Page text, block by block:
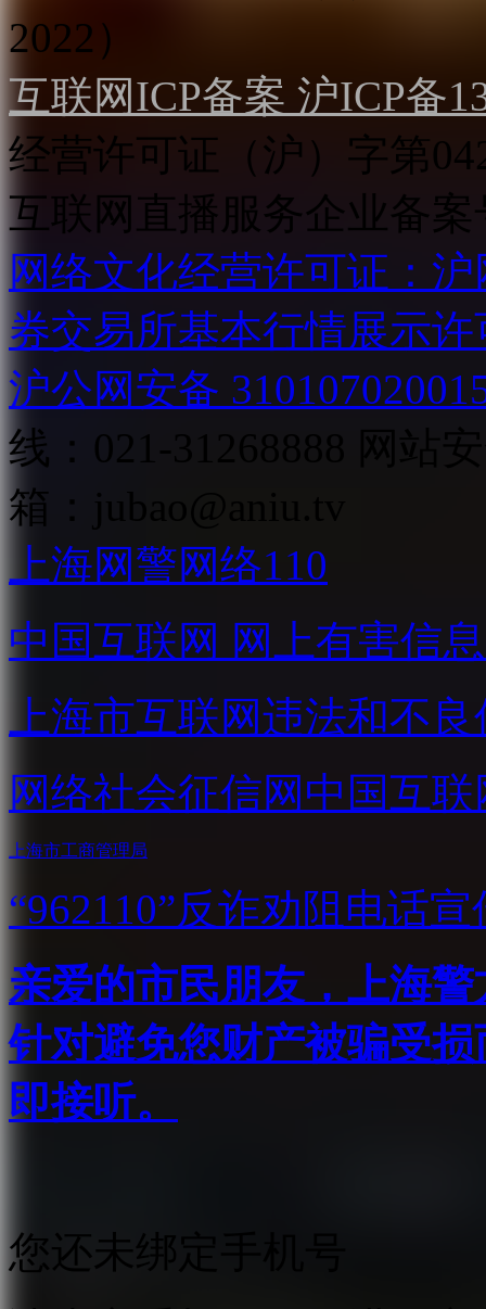
2022）
互联网ICP备案 沪ICP备
经营许可证（沪）字第
互联网直播服务企业备案
网络文化经营许可证：
券交易所基本行情展示许
沪公网安备
线：021-31268888
箱：
上海网警网络110
中国互联网 网上有害信
上海市互联网违法和不
网络社会征信网 中国互
上海市工商管理局
“962110”反诈劝阻电话宣
亲爱的市民朋友，上海
针对避免您财产被骗受
即接听。
您还未绑定手机号